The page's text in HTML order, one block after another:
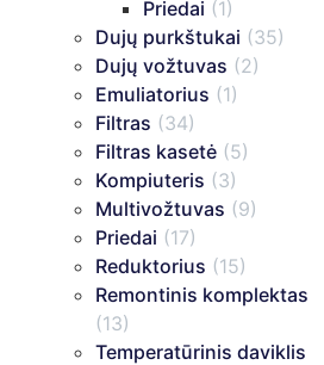
Priedai (1)
Dujų purkštukai (35)
Dujų vožtuvas (2)
Emuliatorius (1)
Filtras (34)
Filtras kasetė (5)
Kompiuteris (3)
Multivožtuvas (9)
Priedai (17)
Reduktorius (15)
Remontinis komplektas
(13)
Temperatūrinis daviklis